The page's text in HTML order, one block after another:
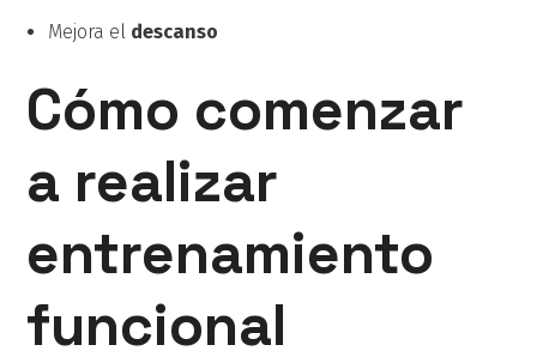
Mejora el descanso
Cómo comenzar
a realizar
entrenamiento
funcional